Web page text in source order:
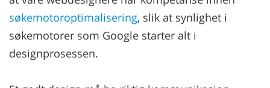
søkemotoroptimalisering, slik at synlighet i
søkemotorer som Google starter alt i
designprosessen.